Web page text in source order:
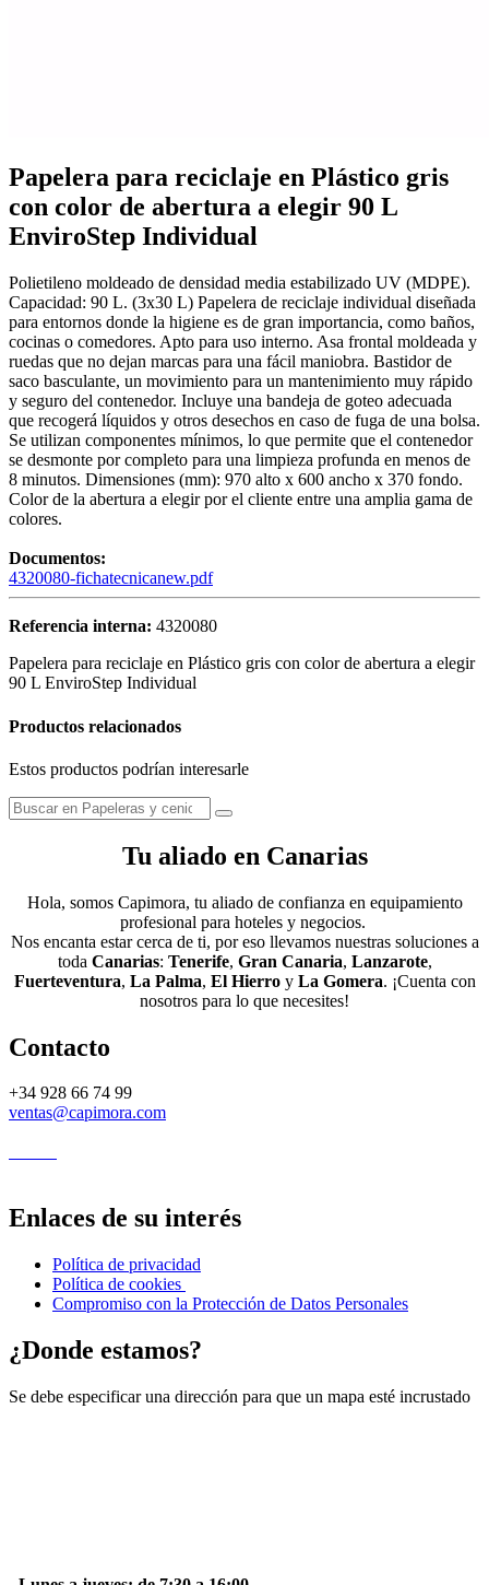
Papelera para reciclaje en Plástico gris
con color de abertura a elegir 90 L
EnviroStep Individual
Polietileno moldeado de densidad media estabilizado UV (MDPE).
Capacidad: 90 L. (3x30 L) Papelera de reciclaje individual diseñada
para entornos donde la higiene es de gran importancia, como baños,
cocinas o comedores. Apto para uso interno. Asa frontal moldeada y
ruedas que no dejan marcas para una fácil maniobra. Bastidor de
saco basculante, un movimiento para un mantenimiento muy rápido
y seguro del contenedor. Incluye una bandeja de goteo adecuada
que recogerá líquidos y otros desechos en caso de fuga de una bolsa.
Se utilizan componentes mínimos, lo que permite que el contenedor
se desmonte por completo para una limpieza profunda en menos de
8 minutos. Dimensiones (mm): 970 alto x 600 ancho x 370 fondo.
Color de la abertura a elegir por el cliente entre una amplia gama de
colores.
Documentos:
4320080-fichatecnicanew.pdf
Referencia interna: 4320080
Papelera para reciclaje en Plástico gris con color de abertura a elegir
90 L EnviroStep Individual
Productos relacionados
Estos productos podrían interesarle
Tu aliado en Canarias
Hola, somos Capimora, tu aliado de confianza en equipamiento
profesional para hoteles y negocios.
Nos encanta estar cerca de ti, por eso llevamos nuestras soluciones a
toda Canarias: Tenerife, Gran Canaria, Lanzarote,
Fuerteventura, La Palma, El Hierroy La Gomera. ¡Cuenta con
nosotros para lo que necesites!
Contacto
+34 928 66 74 99
ventas@capimora.com
Enlaces de su interés
Política de privacidad
Política de cookies
Compromiso con la Protección de Datos Personales
¿Donde estamos?
Se debe especificar una dirección para que un mapa esté incrustado